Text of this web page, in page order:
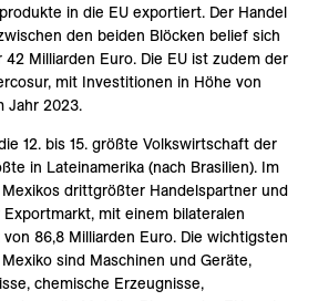
in die EU exportiert. Der Handel
den beiden Blöcken belief sich
Milliarden Euro. Die EU ist zudem der
mit Investitionen in Höhe von
Jahr 2023.
12. bis 15. größte Volkswirtschaft der
in Lateinamerika (nach Brasilien). Im
drittgrößter Handelspartner und
mit einem bilateralen
86,8 Milliarden Euro. Die wichtigsten
sind Maschinen und Geräte,
chemische Erzeugnisse,